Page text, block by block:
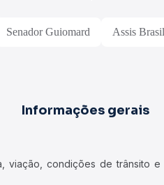
Senador Guiomard Assis Brasil
Informações gerais
condições de trânsito